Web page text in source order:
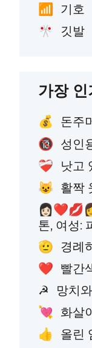
📶 기호
🎌 깃발
가장
💰 돈주
🔞 성인
❤️‍🩹 낫고
😺 활짝
톤, 여성:
🫡 경례
❤️ 빨간
☭ 망치
💘 화살
👍 올린